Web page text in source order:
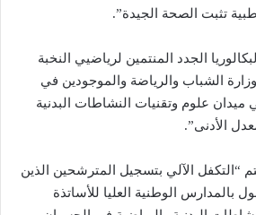
تثبت الصحة الجيدة”.
الجدد المنتمين لرياضيي النخبة
الشباب والرياضة والموجودين في
علوم وتقنيات النشاطات البدنية
الأدنى”.
“التكفل الآلي بتسجيل المترشحين الذين
بالمدارس الوطنية العليا للأساتذة